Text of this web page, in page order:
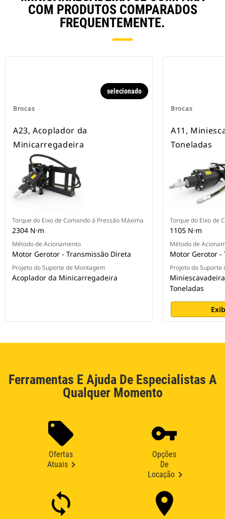
COM PRODUTOS COMPARADOS
FREQUENTEMENTE.
Brocas
selecionado
A23, Acoplador da
Minicarregadeira
Torque do Eixo de Comando à Pressão Máxima
2304 N·m
Método de Acionamento
Motor Gerotor - Transmissão Direta
Projeto do Suporte de Montagem
Acoplador da Minicarregadeira
Brocas
A11,
Toneladas
Torque do Eixo de
1105 N·m
Método de
Motor Gerotor -
Projeto do Suporte
Toneladas
Ferramentas E Ajuda De Especialistas A
Qualquer Momento
Ofertas
Atuais
Opções
De
Locação